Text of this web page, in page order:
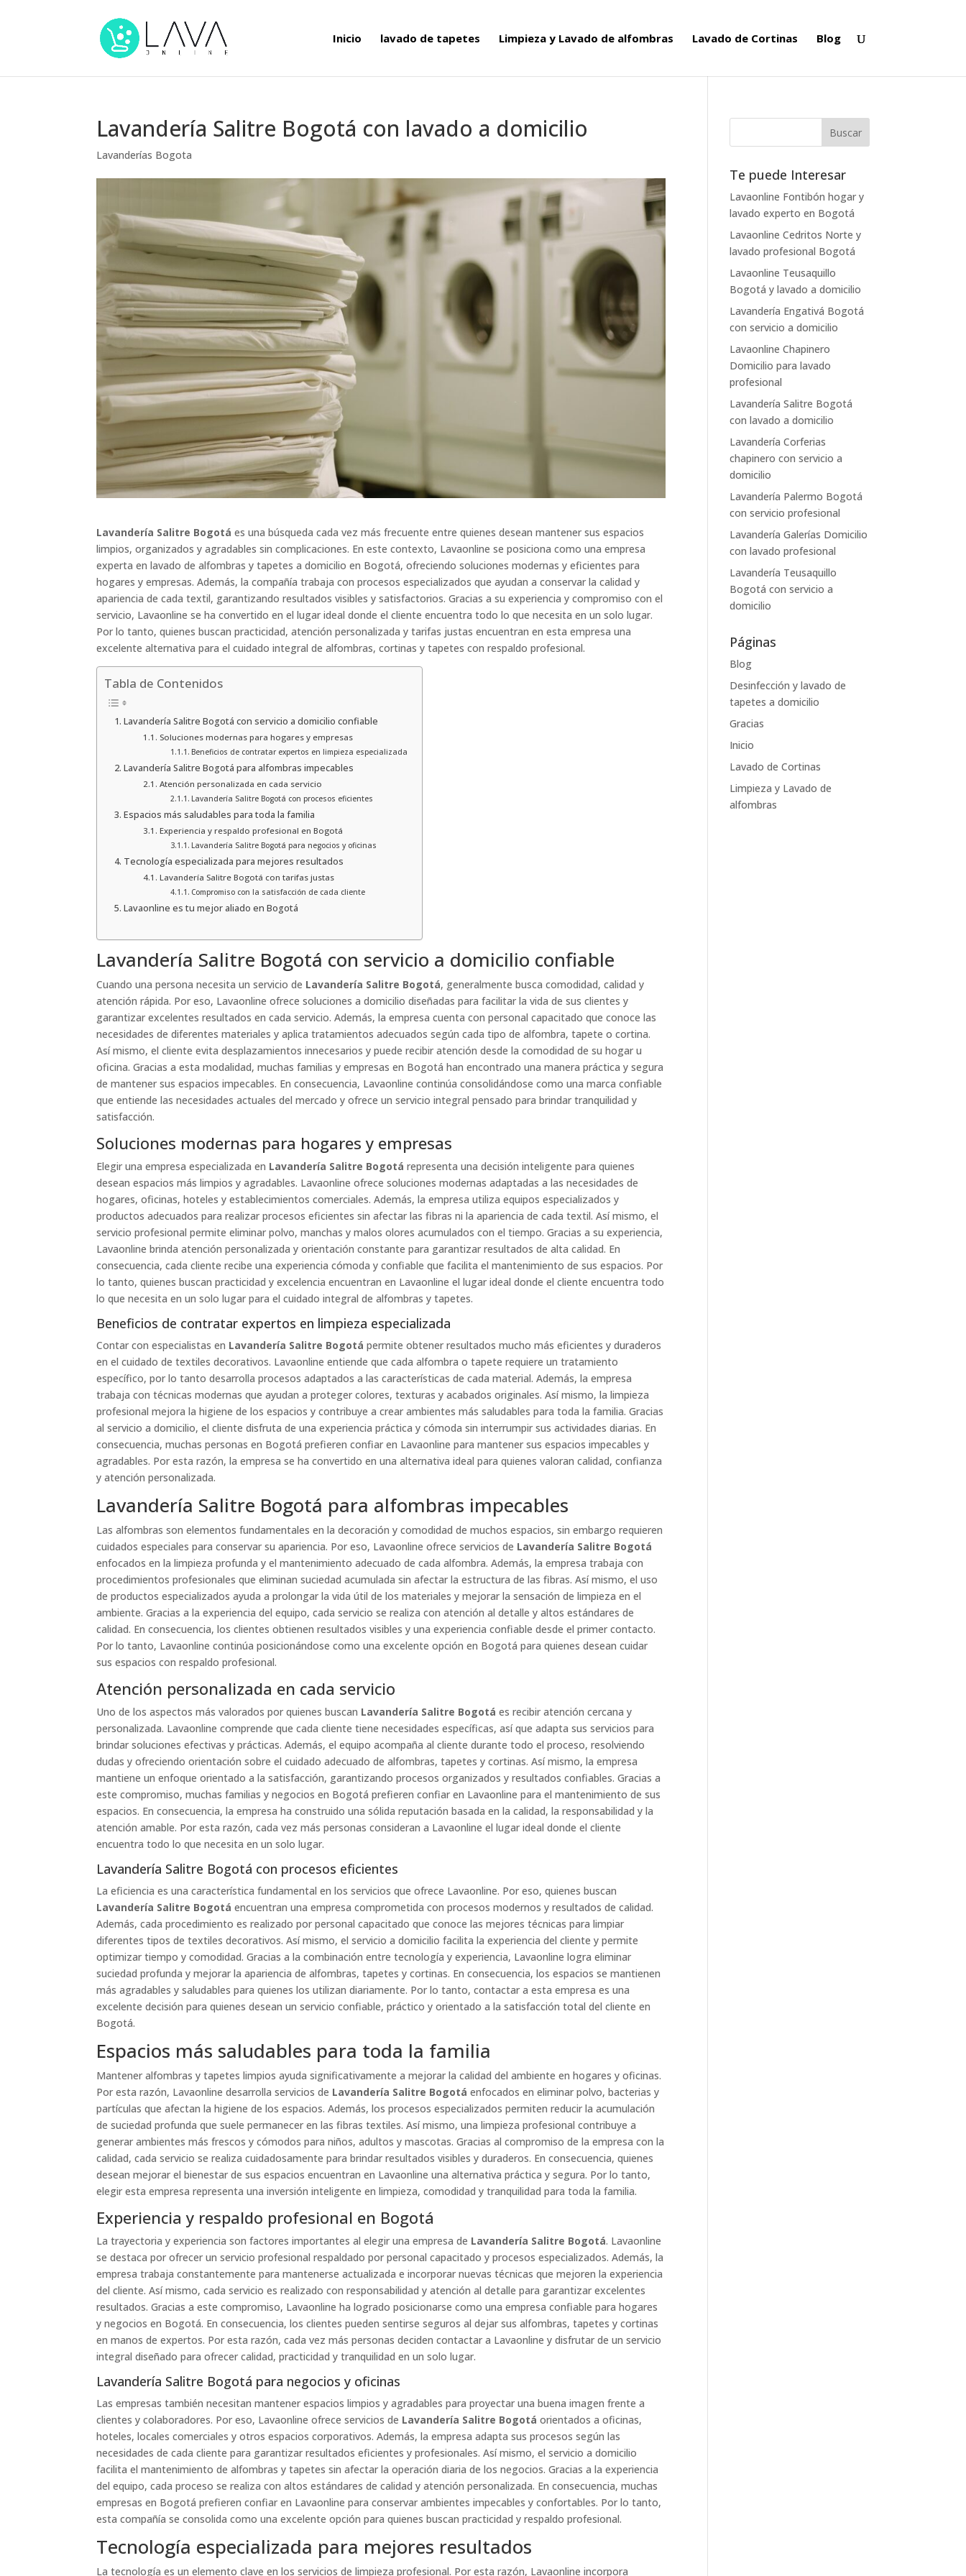
Inicio lavado de tapetes Limpieza y Lavado de alfombras Lavado de Cortinas Blog
Lavandería Salitre Bogotá con lavado a domicilio
Lavanderías Bogota
Lavandería Salitre Bogotá es una búsqueda cada vez más frecuente entre quienes desean mantener sus espacios
limpios, organizados y agradables sin complicaciones. En este contexto, Lavaonline se posiciona como una empresa
experta en lavado de alfombras y tapetes a domicilio en Bogotá, ofreciendo soluciones modernas y eficientes para
hogares y empresas. Además, la compañía trabaja con procesos especializados que ayudan a conservar la calidad y
apariencia de cada textil, garantizando resultados visibles y satisfactorios. Gracias a su experiencia y compromiso con el
servicio, Lavaonline se ha convertido en el lugar ideal donde el cliente encuentra todo lo que necesita en un solo lugar.
Por lo tanto, quienes buscan practicidad, atención personalizada y tarifas justas encuentran en esta empresa una
excelente alternativa para el cuidado integral de alfombras, cortinas y tapetes con respaldo profesional.
Tabla de Contenidos
Lavandería Salitre Bogotá con servicio a domicilio confiable
Soluciones modernas para hogares y empresas
Beneficios de contratar expertos en limpieza especializada
Lavandería Salitre Bogotá para alfombras impecables
Atención personalizada en cada servicio
Lavandería Salitre Bogotá con procesos eficientes
Espacios más saludables para toda la familia
Experiencia y respaldo profesional en Bogotá
Lavandería Salitre Bogotá para negocios y oficinas
Tecnología especializada para mejores resultados
Lavandería Salitre Bogotá con tarifas justas
Compromiso con la satisfacción de cada cliente
Lavaonline es tu mejor aliado en Bogotá
Lavandería Salitre Bogotá con servicio a domicilio confiable
Cuando una persona necesita un servicio de Lavandería Salitre Bogotá, generalmente busca comodidad, calidad y
atención rápida. Por eso, Lavaonline ofrece soluciones a domicilio diseñadas para facilitar la vida de sus clientes y
garantizar excelentes resultados en cada servicio. Además, la empresa cuenta con personal capacitado que conoce las
necesidades de diferentes materiales y aplica tratamientos adecuados según cada tipo de alfombra, tapete o cortina.
Así mismo, el cliente evita desplazamientos innecesarios y puede recibir atención desde la comodidad de su hogar u
oficina. Gracias a esta modalidad, muchas familias y empresas en Bogotá han encontrado una manera práctica y segura
de mantener sus espacios impecables. En consecuencia, Lavaonline continúa consolidándose como una marca confiable
que entiende las necesidades actuales del mercado y ofrece un servicio integral pensado para brindar tranquilidad y
satisfacción.
Soluciones modernas para hogares y empresas
Elegir una empresa especializada en Lavandería Salitre Bogotá representa una decisión inteligente para quienes
desean espacios más limpios y agradables. Lavaonline ofrece soluciones modernas adaptadas a las necesidades de
hogares, oficinas, hoteles y establecimientos comerciales. Además, la empresa utiliza equipos especializados y
productos adecuados para realizar procesos eficientes sin afectar las fibras ni la apariencia de cada textil. Así mismo, el
servicio profesional permite eliminar polvo, manchas y malos olores acumulados con el tiempo. Gracias a su experiencia,
Lavaonline brinda atención personalizada y orientación constante para garantizar resultados de alta calidad. En
consecuencia, cada cliente recibe una experiencia cómoda y confiable que facilita el mantenimiento de sus espacios. Por
lo tanto, quienes buscan practicidad y excelencia encuentran en Lavaonline el lugar ideal donde el cliente encuentra todo
lo que necesita en un solo lugar para el cuidado integral de alfombras y tapetes.
Beneficios de contratar expertos en limpieza especializada
Contar con especialistas en Lavandería Salitre Bogotá permite obtener resultados mucho más eficientes y duraderos
en el cuidado de textiles decorativos. Lavaonline entiende que cada alfombra o tapete requiere un tratamiento
específico, por lo tanto desarrolla procesos adaptados a las características de cada material. Además, la empresa
trabaja con técnicas modernas que ayudan a proteger colores, texturas y acabados originales. Así mismo, la limpieza
profesional mejora la higiene de los espacios y contribuye a crear ambientes más saludables para toda la familia. Gracias
al servicio a domicilio, el cliente disfruta de una experiencia práctica y cómoda sin interrumpir sus actividades diarias. En
consecuencia, muchas personas en Bogotá prefieren confiar en Lavaonline para mantener sus espacios impecables y
agradables. Por esta razón, la empresa se ha convertido en una alternativa ideal para quienes valoran calidad, confianza
y atención personalizada.
Lavandería Salitre Bogotá para alfombras impecables
Las alfombras son elementos fundamentales en la decoración y comodidad de muchos espacios, sin embargo requieren
cuidados especiales para conservar su apariencia. Por eso, Lavaonline ofrece servicios de Lavandería Salitre Bogotá
enfocados en la limpieza profunda y el mantenimiento adecuado de cada alfombra. Además, la empresa trabaja con
procedimientos profesionales que eliminan suciedad acumulada sin afectar la estructura de las fibras. Así mismo, el uso
de productos especializados ayuda a prolongar la vida útil de los materiales y mejorar la sensación de limpieza en el
ambiente. Gracias a la experiencia del equipo, cada servicio se realiza con atención al detalle y altos estándares de
calidad. En consecuencia, los clientes obtienen resultados visibles y una experiencia confiable desde el primer contacto.
Por lo tanto, Lavaonline continúa posicionándose como una excelente opción en Bogotá para quienes desean cuidar
sus espacios con respaldo profesional.
Atención personalizada en cada servicio
Uno de los aspectos más valorados por quienes buscan Lavandería Salitre Bogotá es recibir atención cercana y
personalizada. Lavaonline comprende que cada cliente tiene necesidades específicas, así que adapta sus servicios para
brindar soluciones efectivas y prácticas. Además, el equipo acompaña al cliente durante todo el proceso, resolviendo
dudas y ofreciendo orientación sobre el cuidado adecuado de alfombras, tapetes y cortinas. Así mismo, la empresa
mantiene un enfoque orientado a la satisfacción, garantizando procesos organizados y resultados confiables. Gracias a
este compromiso, muchas familias y negocios en Bogotá prefieren confiar en Lavaonline para el mantenimiento de sus
espacios. En consecuencia, la empresa ha construido una sólida reputación basada en la calidad, la responsabilidad y la
atención amable. Por esta razón, cada vez más personas consideran a Lavaonline el lugar ideal donde el cliente
encuentra todo lo que necesita en un solo lugar.
Lavandería Salitre Bogotá con procesos eficientes
La eficiencia es una característica fundamental en los servicios que ofrece Lavaonline. Por eso, quienes buscan
Lavandería Salitre Bogotá encuentran una empresa comprometida con procesos modernos y resultados de calidad.
Además, cada procedimiento es realizado por personal capacitado que conoce las mejores técnicas para limpiar
diferentes tipos de textiles decorativos. Así mismo, el servicio a domicilio facilita la experiencia del cliente y permite
optimizar tiempo y comodidad. Gracias a la combinación entre tecnología y experiencia, Lavaonline logra eliminar
suciedad profunda y mejorar la apariencia de alfombras, tapetes y cortinas. En consecuencia, los espacios se mantienen
más agradables y saludables para quienes los utilizan diariamente. Por lo tanto, contactar a esta empresa es una
excelente decisión para quienes desean un servicio confiable, práctico y orientado a la satisfacción total del cliente en
Bogotá.
Espacios más saludables para toda la familia
Mantener alfombras y tapetes limpios ayuda significativamente a mejorar la calidad del ambiente en hogares y oficinas.
Por esta razón, Lavaonline desarrolla servicios de Lavandería Salitre Bogotá enfocados en eliminar polvo, bacterias y
partículas que afectan la higiene de los espacios. Además, los procesos especializados permiten reducir la acumulación
de suciedad profunda que suele permanecer en las fibras textiles. Así mismo, una limpieza profesional contribuye a
generar ambientes más frescos y cómodos para niños, adultos y mascotas. Gracias al compromiso de la empresa con la
calidad, cada servicio se realiza cuidadosamente para brindar resultados visibles y duraderos. En consecuencia, quienes
desean mejorar el bienestar de sus espacios encuentran en Lavaonline una alternativa práctica y segura. Por lo tanto,
elegir esta empresa representa una inversión inteligente en limpieza, comodidad y tranquilidad para toda la familia.
Experiencia y respaldo profesional en Bogotá
La trayectoria y experiencia son factores importantes al elegir una empresa de Lavandería Salitre Bogotá. Lavaonline
se destaca por ofrecer un servicio profesional respaldado por personal capacitado y procesos especializados. Además, la
empresa trabaja constantemente para mantenerse actualizada e incorporar nuevas técnicas que mejoren la experiencia
del cliente. Así mismo, cada servicio es realizado con responsabilidad y atención al detalle para garantizar excelentes
resultados. Gracias a este compromiso, Lavaonline ha logrado posicionarse como una empresa confiable para hogares
y negocios en Bogotá. En consecuencia, los clientes pueden sentirse seguros al dejar sus alfombras, tapetes y cortinas
en manos de expertos. Por esta razón, cada vez más personas deciden contactar a Lavaonline y disfrutar de un servicio
integral diseñado para ofrecer calidad, practicidad y tranquilidad en un solo lugar.
Lavandería Salitre Bogotá para negocios y oficinas
Las empresas también necesitan mantener espacios limpios y agradables para proyectar una buena imagen frente a
clientes y colaboradores. Por eso, Lavaonline ofrece servicios de Lavandería Salitre Bogotá orientados a oficinas,
hoteles, locales comerciales y otros espacios corporativos. Además, la empresa adapta sus procesos según las
necesidades de cada cliente para garantizar resultados eficientes y profesionales. Así mismo, el servicio a domicilio
facilita el mantenimiento de alfombras y tapetes sin afectar la operación diaria de los negocios. Gracias a la experiencia
del equipo, cada proceso se realiza con altos estándares de calidad y atención personalizada. En consecuencia, muchas
empresas en Bogotá prefieren confiar en Lavaonline para conservar ambientes impecables y confortables. Por lo tanto,
esta compañía se consolida como una excelente opción para quienes buscan practicidad y respaldo profesional.
Tecnología especializada para mejores resultados
La tecnología es un elemento clave en los servicios de limpieza profesional. Por esta razón, Lavaonline incorpora
Te puede Interesar
Lavaonline Fontibón hogar y
lavado experto en Bogotá
Lavaonline Cedritos Norte y
lavado profesional Bogotá
Lavaonline Teusaquillo
Bogotá y lavado a domicilio
Lavandería Engativá Bogotá
con servicio a domicilio
Lavaonline Chapinero
Domicilio para lavado
profesional
Lavandería Salitre Bogotá
con lavado a domicilio
Lavandería Corferias
chapinero con servicio a
domicilio
Lavandería Palermo Bogotá
con servicio profesional
Lavandería Galerías Domicilio
con lavado profesional
Lavandería Teusaquillo
Bogotá con servicio a
domicilio
Páginas
Blog
Desinfección y lavado de
tapetes a domicilio
Gracias
Inicio
Lavado de Cortinas
Limpieza y Lavado de
alfombras